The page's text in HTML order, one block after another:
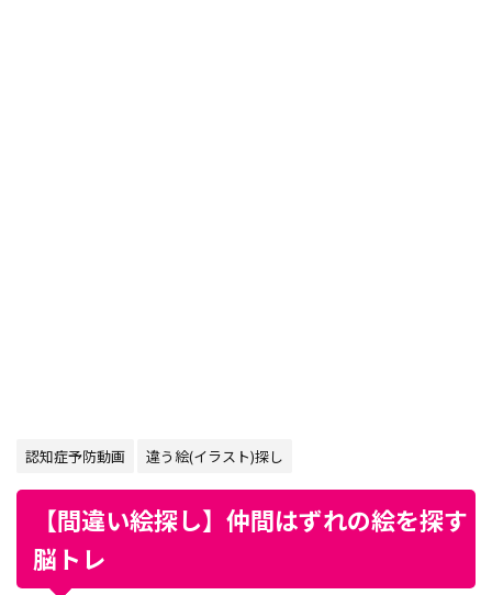
認知症予防動画 違う絵(イラスト)探し
【間違い絵探し】仲間はずれの絵を探す
脳トレ